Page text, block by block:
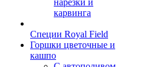
нарезки и
карвинга
Специи Royal Field
Горшки цветочные и
кашпо